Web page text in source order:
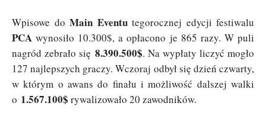
Wpisowe do Main Eventutegorocznej edycji festiwalu
PCA wynosiło 10.300$, a opłacono je 865 razy. W puli
nagród zebrało się 8.390.500$. Na wypłaty liczyć mogło
127 najlepszych graczy. Wczoraj odbył się dzień czwarty,
w którym o awans do finału i możliwość dalszej walki
o 1.567.100$ rywalizowało 20 zawodników.